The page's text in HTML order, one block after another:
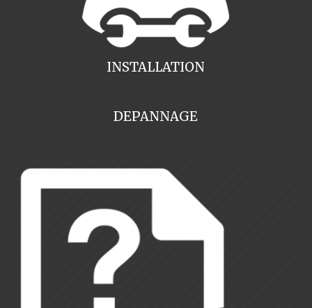
INSTALLATION
DEPANNAGE